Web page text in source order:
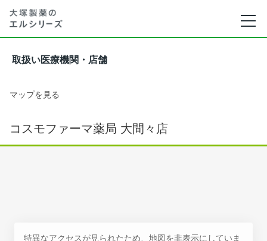
取扱い医療機関・店舗
マップを見る
コスモファーマ薬局 大間々店
特異なアクセスが見られたため、地図を非表示にしていま